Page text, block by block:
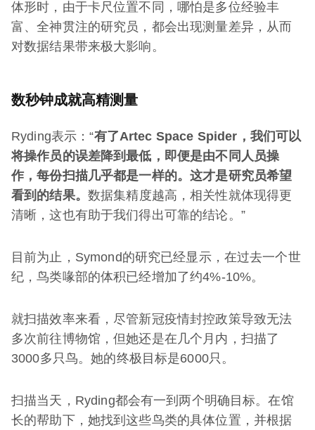
体形时，由于卡尺位置不同，哪怕是多位经验丰
富、全神贯注的研究员，都会出现测量差异，从而
对数据结果带来极大影响。
数秒钟成就高精测量
Ryding表示：“有了Artec Space Spider ，我们可以
将操作员的误差降到最低，即便是由不同人员操
作，每份扫描几乎都是一样的。这才是研究员希望
看到的结果。 数据集精度越高，相关性就体现得更
清晰，这也有助于我们得出可靠的结论。”
目前为止，Symond的研究已经显示，在过去一个世
纪，鸟类喙部的体积已经增加了约4%-10%。
就扫描效率来看，尽管新冠疫情封控政策导致无法
多次前往博物馆，但她还是在几个月内，扫描了
3000多只鸟。她的终极目标是6000只。
扫描当天，Ryding都会有一到两个明确目标。在馆
长的帮助下，她找到这些鸟类的具体位置，并根据